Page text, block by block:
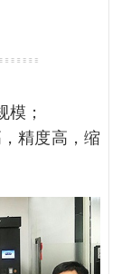
模；
精度高，缩